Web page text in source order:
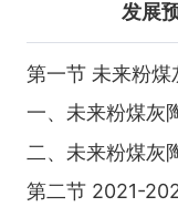
发展
第一节 未来粉
一、未来粉煤灰
二、未来粉煤灰
第二节 2021-